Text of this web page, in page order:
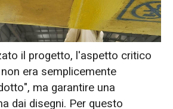
il progetto, l'aspetto critico
era semplicemente
ma garantire una
dai disegni. Per questo